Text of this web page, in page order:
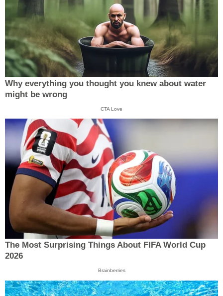
Why everything you thought you knew about water
might be wrong
CTA Love
The Most Surprising Things About FIFA World Cup
2026
Brainberries